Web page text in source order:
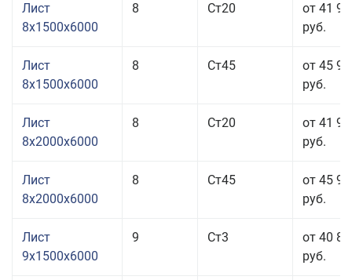
Лист
8x1500x6000
8 Ст20
от 41
руб.
Лист
8x1500x6000
8 Ст45
от 45
руб.
Лист
8x2000x6000
8 Ст20
от 41
руб.
Лист
8x2000x6000
8 Ст45
от 45
руб.
Лист
9x1500x6000
9 Ст3
от 40
руб.